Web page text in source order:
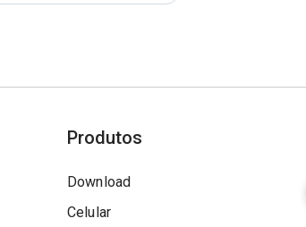
Produtos
Download
Celular